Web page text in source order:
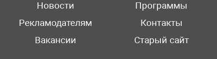
Новости
Программы
Рекламодателям
Контакты
Вакансии
Старый сайт